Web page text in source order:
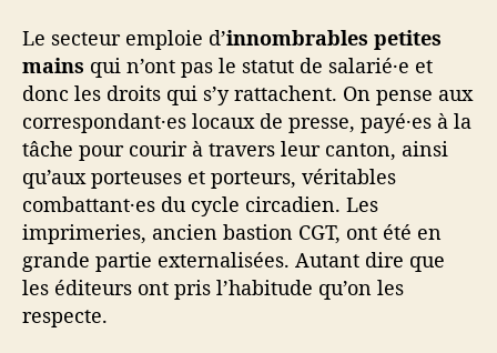
Le secteur emploie d’innombrables petites
mains qui n’ont pas le statut de salarié·e et
donc les droits qui s’y rattachent. On pense aux
correspondant·es locaux de presse, payé·es à la
tâche pour courir à travers leur canton, ainsi
qu’aux porteuses et porteurs, véritables
combattant·es du cycle circadien. Les
imprimeries, ancien bastion CGT, ont été en
grande partie externalisées. Autant dire que
les éditeurs ont pris l’habitude qu’on les
respecte.